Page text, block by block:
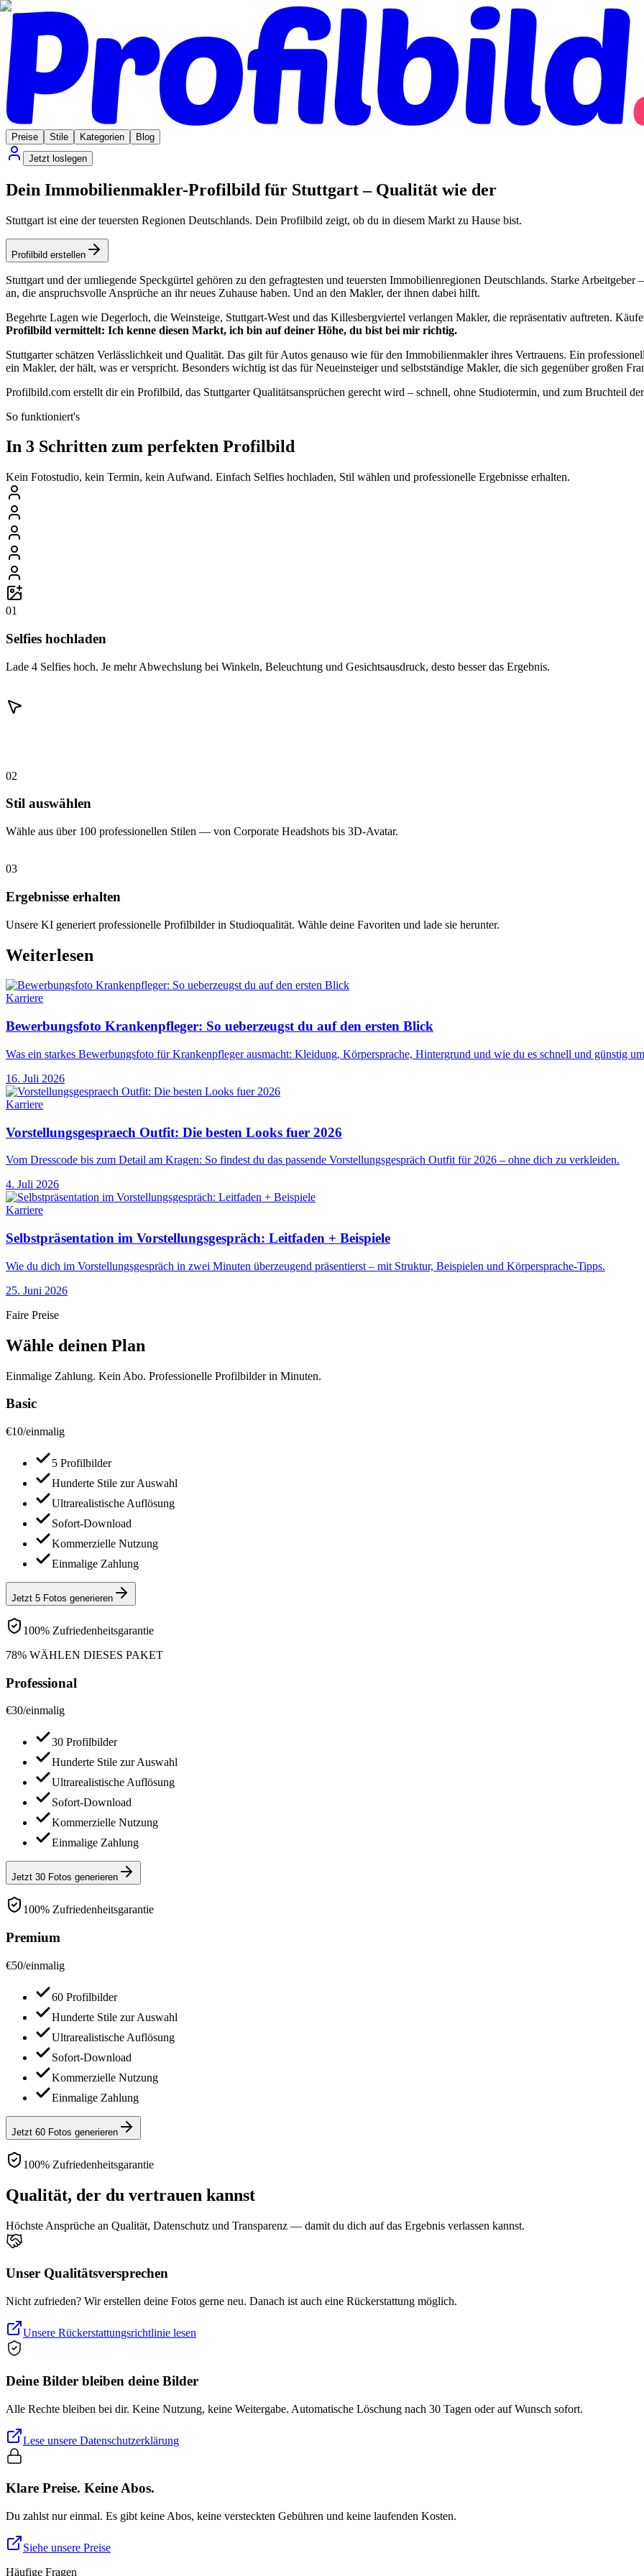
Preise Stile Kategorien
Blog
Jetzt loslegen
Dein Immobilienmakler-Profilbild für Stuttgart – Qualität wie der
Stuttgart ist eine der teuersten Regionen Deutschlands. Dein Profilbild zeigt, ob du in diesem Markt zu Hause bist.
Profilbild erstellen
Stuttgart und der umliegende Speckgürtel gehören zu den gefragtesten und teuersten Immobilienregionen Deutschlands. Starke
an, die anspruchsvolle Ansprüche an ihr neues Zuhause haben. Und an den Makler, der ihnen dabei hilft.
Begehrte Lagen wie Degerloch, die Weinsteige, Stuttgart-West und das Killesbergviertel verlangen Makler, die repräsentativ auftreten.
Profilbild vermittelt: Ich kenne diesen Markt, ich bin auf deiner Höhe, du bist bei mir richtig.
Stuttgarter schätzen Verlässlichkeit und Qualität. Das gilt für Autos genauso wie für den Immobilienmakler ihres Vertrauens. Ein
ein Makler, der hält, was er verspricht. Besonders wichtig ist das für Neueinsteiger und selbstständige Makler, die sich gegenüber großen
Profilbild.com erstellt dir ein Profilbild, das Stuttgarter Qualitätsansprüchen gerecht wird – schnell, ohne Studiotermin, und zum Bruchteil
So funktioniert's
In 3 Schritten zum perfekten Profilbild
Kein Fotostudio, kein Termin, kein Aufwand. Einfach Selfies hochladen, Stil wählen und professionelle Ergebnisse erhalten.
01
Selfies hochladen
Lade 4 Selfies hoch. Je mehr Abwechslung bei Winkeln, Beleuchtung und Gesichtsausdruck, desto besser das Ergebnis.
02
Stil auswählen
Wähle aus über 100 professionellen Stilen — von Corporate Headshots bis 3D-Avatar.
03
Ergebnisse erhalten
Unsere KI generiert professionelle Profilbilder in Studioqualität. Wähle deine Favoriten und lade sie herunter.
Weiterlesen
Karriere
Bewerbungsfoto Krankenpfleger: So ueberzeugst du auf den ersten Blick
Was ein starkes Bewerbungsfoto für Krankenpfleger ausmacht: Kleidung, Körpersprache, Hintergrund und wie du es schnell und günstig
16. Juli 2026
Karriere
Vorstellungsgespraech Outfit: Die besten Looks fuer 2026
Vom Dresscode bis zum Detail am Kragen: So findest du das passende Vorstellungsgespräch Outfit für 2026 – ohne dich zu verkleiden.
4. Juli 2026
Karriere
Selbstpräsentation im Vorstellungsgespräch: Leitfaden + Beispiele
Wie du dich im Vorstellungsgespräch in zwei Minuten überzeugend präsentierst – mit Struktur, Beispielen und Körpersprache-Tipps.
25. Juni 2026
Faire Preise
Wähle deinen Plan
Einmalige Zahlung. Kein Abo. Professionelle Profilbilder in Minuten.
Basic
€10/einmalig
5 Profilbilder
Hunderte Stile zur Auswahl
Ultrarealistische Auflösung
Sofort-Download
Kommerzielle Nutzung
Einmalige Zahlung
Jetzt 5 Fotos generieren
100% Zufriedenheitsgarantie
78% WÄHLEN DIESES PAKET
Professional
€30/einmalig
30 Profilbilder
Hunderte Stile zur Auswahl
Ultrarealistische Auflösung
Sofort-Download
Kommerzielle Nutzung
Einmalige Zahlung
Jetzt 30 Fotos generieren
100% Zufriedenheitsgarantie
Premium
€50/einmalig
60 Profilbilder
Hunderte Stile zur Auswahl
Ultrarealistische Auflösung
Sofort-Download
Kommerzielle Nutzung
Einmalige Zahlung
Jetzt 60 Fotos generieren
100% Zufriedenheitsgarantie
Qualität, der du vertrauen kannst
Höchste Ansprüche an Qualität, Datenschutz und Transparenz — damit du dich auf das Ergebnis verlassen kannst.
Unser Qualitätsversprechen
Nicht zufrieden? Wir erstellen deine Fotos gerne neu. Danach ist auch eine Rückerstattung möglich.
Unsere Rückerstattungsrichtlinie lesen
Deine Bilder bleiben deine Bilder
Alle Rechte bleiben bei dir. Keine Nutzung, keine Weitergabe. Automatische Löschung nach 30 Tagen oder auf Wunsch sofort.
Lese unsere Datenschutzerklärung
Klare Preise. Keine Abos.
Du zahlst nur einmal. Es gibt keine Abos, keine versteckten Gebühren und keine laufenden Kosten.
Siehe unsere Preise
Häufige Fragen